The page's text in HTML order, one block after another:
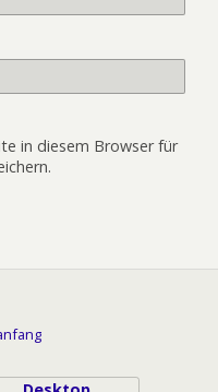
in diesem Browser für